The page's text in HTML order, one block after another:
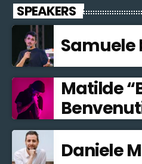
SPEAKERS
Samuele
Matilde
Daniele